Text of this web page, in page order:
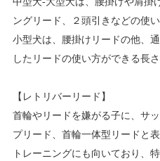
ングリード、２頭引きなどの使
小型犬は、腰掛けリードの他、
したリードの使い方ができる長さ
【レトリバーリード】
首輪やリードを嫌がる子に、サ
プリード、首輪一体型リードと
トレーニングにも向いており、